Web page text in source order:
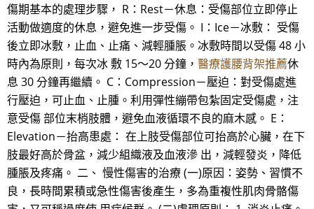
傷期基本的處理步驟， R：Rest－休息：受傷部位立即停止
活動做適度的休息，避免進一步受傷。 I：Ice－冰敷： 受傷
後立即冰敷，止血、止痛、減輕腫脹。冰敷時間以受傷 48 小
時內為原則，每次冰 敷 15～20 分鐘， 醫療護腰背架推薦休
息 30 分鐘再繼續。 C：Compression－壓迫：對受傷處進
行壓迫，可止血、止腫。利用彈性繃帶包紮固定受傷處，注
意受傷 部位末梢肢體，避免血液循環不良的麻木感。 E：
Elevation－抬高患處： 在上肢受傷部位可抬高於心臟，在下
肢最好高於骨盆，減少組織液及血液滲 出，減輕發炎，降低
腫脹及疼痛。 二、 慢性傷害的治療 (一)原因：姿勢、習慣不
良，長時間累積或急性傷害後產生，多為重複性肌肉骨骼傷